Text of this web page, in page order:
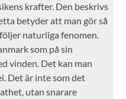
krafter. Den beskrivs
betyder att man gör så
naturliga fenomen.
som på sin
vinden. Det kan man
Det är inte som det
utan snarare